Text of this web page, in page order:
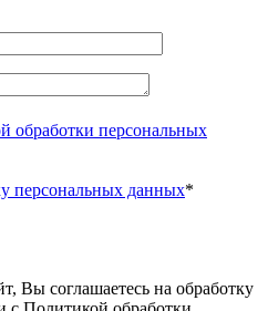
обработки персональных
персональных данных*
Вы соглашаетесь на обработку